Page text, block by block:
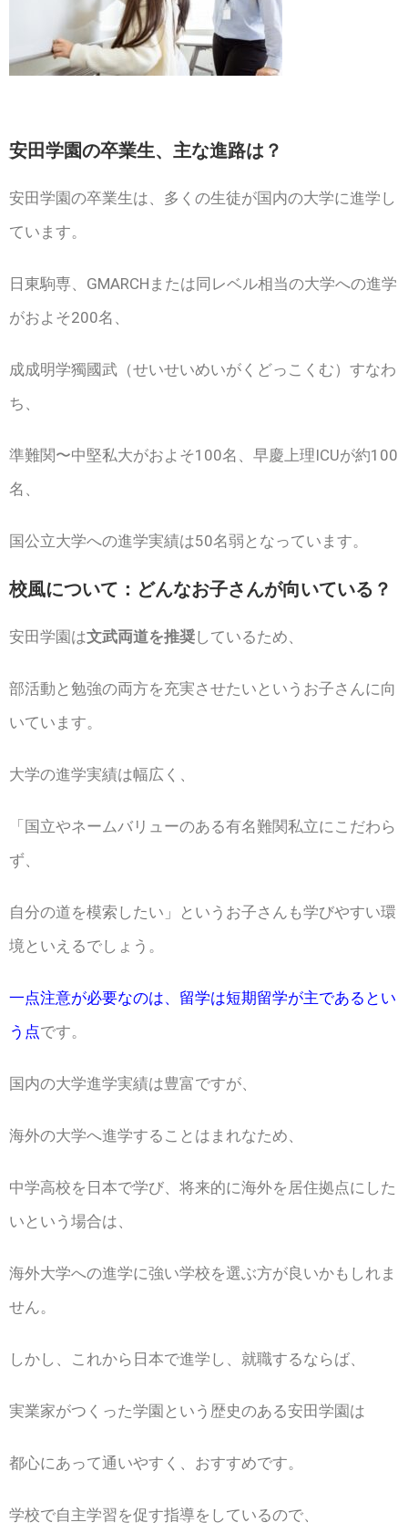
安田学園の卒業生、主な進路は？
安田学園の卒業生は、多くの生徒が国内の大学に進学し
ています。
日東駒専、GMARCHまたは同レベル相当の大学への進学
がおよそ200名、
成成明学獨國武（せいせいめいがくどっこくむ）すなわ
ち、
準難関〜中堅私大がおよそ100名、早慶上理ICUが約100
名、
国公立大学への進学実績は50名弱となっています。
校風について：どんなお子さんが向いている？
安田学園は文武両道を推奨しているため、
部活動と勉強の両方を充実させたいというお子さんに向
いています。
大学の進学実績は幅広く、
「国立やネームバリューのある有名難関私立にこだわら
ず、
自分の道を模索したい」というお子さんも学びやすい環
境といえるでしょう。
一点注意が必要なのは、留学は短期留学が主であるとい
う点です。
国内の大学進学実績は豊富ですが、
海外の大学へ進学することはまれなため、
中学高校を日本で学び、将来的に海外を居住拠点にした
いという場合は、
海外大学への進学に強い学校を選ぶ方が良いかもしれま
せん。
しかし、これから日本で進学し、就職するならば、
実業家がつくった学園という歴史のある安田学園は
都心にあって通いやすく、おすすめです。
学校で自主学習を促す指導をしているので、